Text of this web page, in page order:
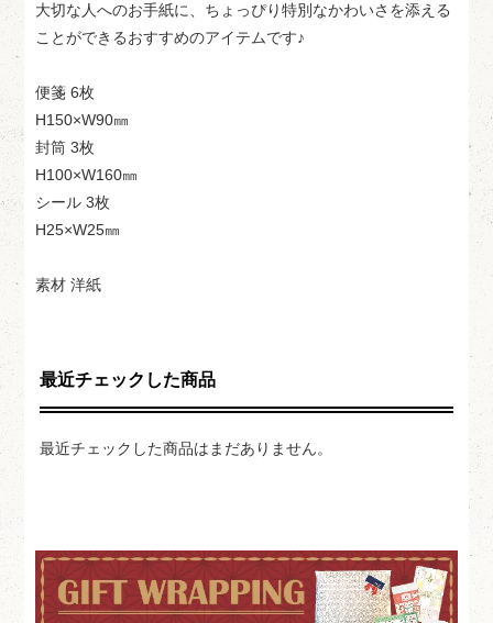
大切な人へのお手紙に、ちょっぴり特別なかわいさを添える
ことができるおすすめのアイテムです♪
便箋 6枚
H150×W90㎜
封筒 3枚
H100×W160㎜
シール 3枚
H25×W25㎜
素材 洋紙
最近チェックした商品
最近チェックした商品はまだありません。